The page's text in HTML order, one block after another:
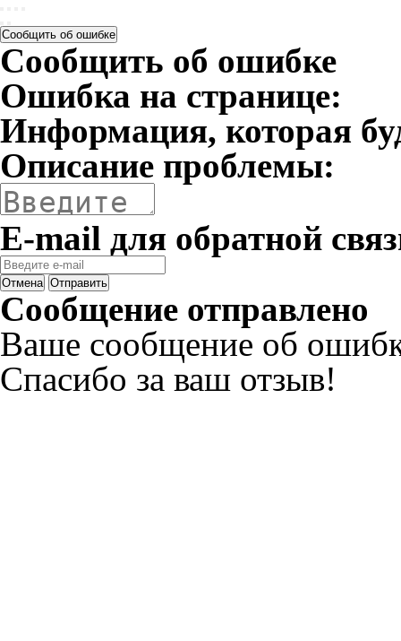
Сообщить об ошибке
Сообщить об ошибке
Ошибка на странице:
Информация, которая
Описание проблемы:
E-mail для обратной
Отмена Отправить
Сообщение отправлено
Ваше сообщение об
Спасибо за ваш отзыв!